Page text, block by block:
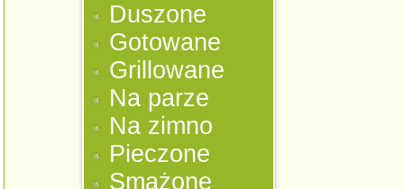
Duszone
Gotowane
Grillowane
Na parze
Na zimno
Pieczone
Smażone